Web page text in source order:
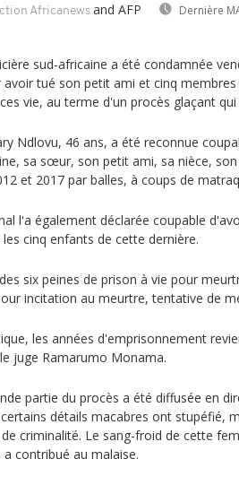
Africanews and AFP Dernière
sud-africaine a été condamnée
avoir tué son petit ami et cinq
vie, au terme d'un procès glaçant
Ndlovu, 46 ans, a été reconnue
sa sœur, son petit ami, sa nièce,
et 2017 par balles, à coups de
l'a également déclarée coupable
cinq enfants de cette dernière.
six peines de prison à vie pour
incitation au meurtre, tentative de
les années d'emprisonnement
juge Ramarumo Monama.
partie du procès a été diffusée en
détails macabres ont stupéfié,
criminalité. Le sang-froid de cette
a contribué au malaise.